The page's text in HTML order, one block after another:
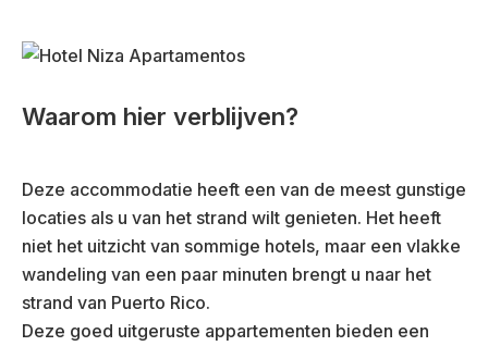
Waarom hier verblijven?
Deze accommodatie heeft een van de meest gunstige
locaties als u van het strand wilt genieten. Het heeft
niet het uitzicht van sommige hotels, maar een vlakke
wandeling van een paar minuten brengt u naar het
strand van Puerto Rico.
Deze goed uitgeruste appartementen bieden een